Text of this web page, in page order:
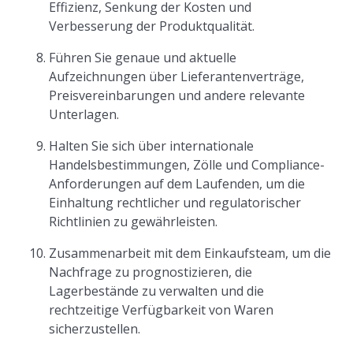
Effizienz, Senkung der Kosten und
Verbesserung der Produktqualität.
Führen Sie genaue und aktuelle
Aufzeichnungen über Lieferantenverträge,
Preisvereinbarungen und andere relevante
Unterlagen.
Halten Sie sich über internationale
Handelsbestimmungen, Zölle und Compliance-
Anforderungen auf dem Laufenden, um die
Einhaltung rechtlicher und regulatorischer
Richtlinien zu gewährleisten.
Zusammenarbeit mit dem Einkaufsteam, um die
Nachfrage zu prognostizieren, die
Lagerbestände zu verwalten und die
rechtzeitige Verfügbarkeit von Waren
sicherzustellen.